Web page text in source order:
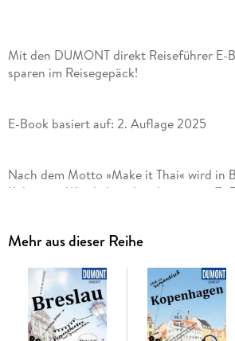
Mit den DUMONT direkt Reiseführer E-
sparen im Reisegepäck!
E-Book basiert auf: 2. Auflage 2025
Nach dem Motto »Make it Thai« wird in
Kultur mit Westlichem kombiniert, trifft
Mit den 15 »Direktkapiteln« des
Dusik können Sie sich zwanglos unter
mischen, direkt in das Stadtleben
Highlights und Hotspots kennenlernen:
Mehr aus dieser Reihe